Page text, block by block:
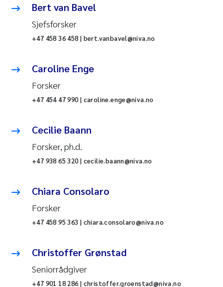
Bert van Bavel
Sjefsforsker
+47 458 36 458 | bert.vanbavel@niva.no
Caroline Enge
Forsker
+47 454 47 990 | caroline.enge@niva.no
Cecilie Baann
Forsker, ph.d.
+47 938 65 320 | cecilie.baann@niva.no
Chiara Consolaro
Forsker
+47 458 95 363 | chiara.consolaro@niva.no
Christoffer Grønstad
Seniorrådgiver
+47 901 18 286 | christoffer.groenstad@niva.no